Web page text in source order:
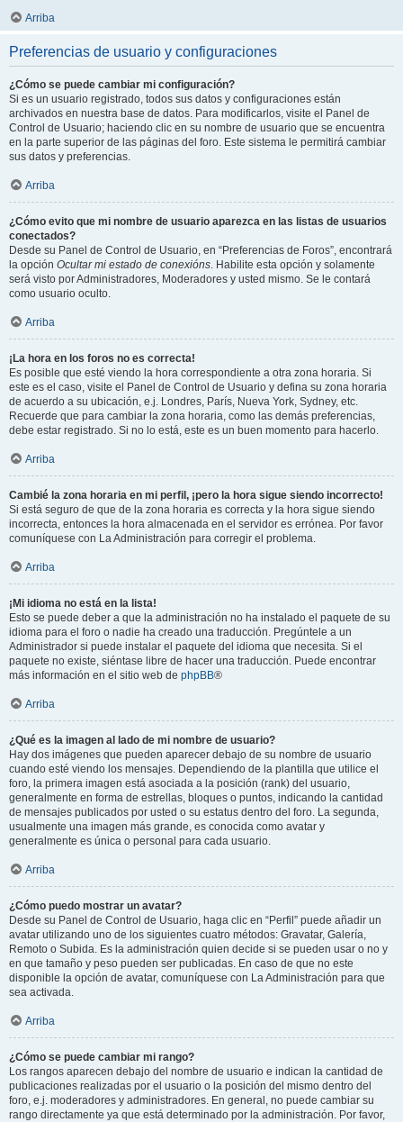
Arriba
Preferencias de usuario y configuraciones
¿Cómo se puede cambiar mi configuración?
Si es un usuario registrado, todos sus datos y configuraciones están
archivados en nuestra base de datos. Para modificarlos, visite el Panel de
Control de Usuario; haciendo clic en su nombre de usuario que se encuentra
en la parte superior de las páginas del foro. Este sistema le permitirá cambiar
sus datos y preferencias.
Arriba
¿Cómo evito que mi nombre de usuario aparezca en las listas de usuarios
conectados?
Desde su Panel de Control de Usuario, en “Preferencias de Foros”, encontrará
la opción Ocultar mi estado de conexións. Habilite esta opción y solamente
será visto por Administradores, Moderadores y usted mismo. Se le contará
como usuario oculto.
Arriba
¡La hora en los foros no es correcta!
Es posible que esté viendo la hora correspondiente a otra zona horaria. Si
este es el caso, visite el Panel de Control de Usuario y defina su zona horaria
de acuerdo a su ubicación, e.j. Londres, París, Nueva York, Sydney, etc.
Recuerde que para cambiar la zona horaria, como las demás preferencias,
debe estar registrado. Si no lo está, este es un buen momento para hacerlo.
Arriba
Cambié la zona horaria en mi perfil, ¡pero la hora sigue siendo incorrecto!
Si está seguro de que de la zona horaria es correcta y la hora sigue siendo
incorrecta, entonces la hora almacenada en el servidor es errónea. Por favor
comuníquese con La Administración para corregir el problema.
Arriba
¡Mi idioma no está en la lista!
Esto se puede deber a que la administración no ha instalado el paquete de su
idioma para el foro o nadie ha creado una traducción. Pregúntele a un
Administrador si puede instalar el paquete del idioma que necesita. Si el
paquete no existe, siéntase libre de hacer una traducción. Puede encontrar
más información en el sitio web de phpBB®
Arriba
¿Qué es la imagen al lado de mi nombre de usuario?
Hay dos imágenes que pueden aparecer debajo de su nombre de usuario
cuando esté viendo los mensajes. Dependiendo de la plantilla que utilice el
foro, la primera imagen está asociada a la posición (rank) del usuario,
generalmente en forma de estrellas, bloques o puntos, indicando la cantidad
de mensajes publicados por usted o su estatus dentro del foro. La segunda,
usualmente una imagen más grande, es conocida como avatar y
generalmente es única o personal para cada usuario.
Arriba
¿Cómo puedo mostrar un avatar?
Desde su Panel de Control de Usuario, haga clic en “Perfil” puede añadir un
avatar utilizando uno de los siguientes cuatro métodos: Gravatar, Galería,
Remoto o Subida. Es la administración quien decide si se pueden usar o no y
en que tamaño y peso pueden ser publicadas. En caso de que no este
disponible la opción de avatar, comuníquese con La Administración para que
sea activada.
Arriba
¿Cómo se puede cambiar mi rango?
Los rangos aparecen debajo del nombre de usuario e indican la cantidad de
publicaciones realizadas por el usuario o la posición del mismo dentro del
foro, e.j. moderadores y administradores. En general, no puede cambiar su
rango directamente ya que está determinado por la administración. Por favor,